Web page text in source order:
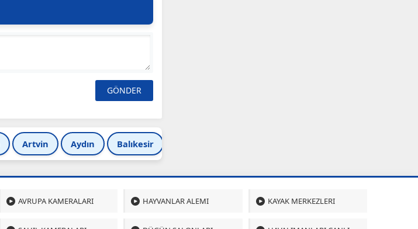
Artvin Aydın Balıkesir
AVRUPA KAMERALARI HAYVANLAR ALEMI KAYAK MERKEZLERI